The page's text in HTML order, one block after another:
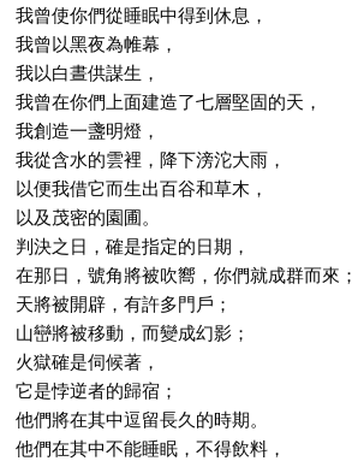
使你們從睡眠中得到休息，
以黑夜為帷幕，
以白晝供謀生，
曾在你們上面建造了七層堅固的天，
創造一盞明燈，
從含水的雲裡，降下滂沱大雨，
便我借它而生出百谷和草木，
及茂密的園圃。
決之日，確是指定的日期，
那日，號角將被吹嚮，你們就成群而來；
將被開辟，有許多門戶；
巒將被移動，而變成幻影；
獄確是伺候著，
是悖逆者的歸宿；
們將在其中逗留長久的時期。
們在其中不能睡眠，不得飲料，